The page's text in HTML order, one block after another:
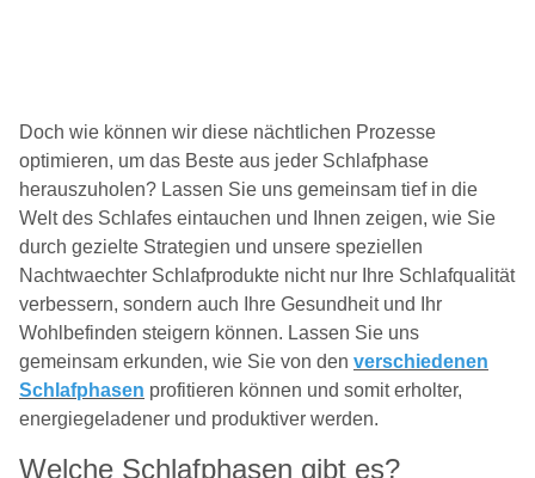
Doch wie können wir diese nächtlichen Prozesse
optimieren, um das Beste aus jeder Schlafphase
herauszuholen? Lassen Sie uns gemeinsam tief in die
Welt des Schlafes eintauchen und Ihnen zeigen, wie Sie
durch gezielte Strategien und unsere speziellen
Nachtwaechter Schlafprodukte nicht nur Ihre Schlafqualität
verbessern, sondern auch Ihre Gesundheit und Ihr
Wohlbefinden steigern können. Lassen Sie uns
gemeinsam erkunden, wie Sie von den verschiedenen
Schlafphasen profitieren können und somit erholter,
energiegeladener und produktiver werden.
Welche Schlafphasen gibt es?